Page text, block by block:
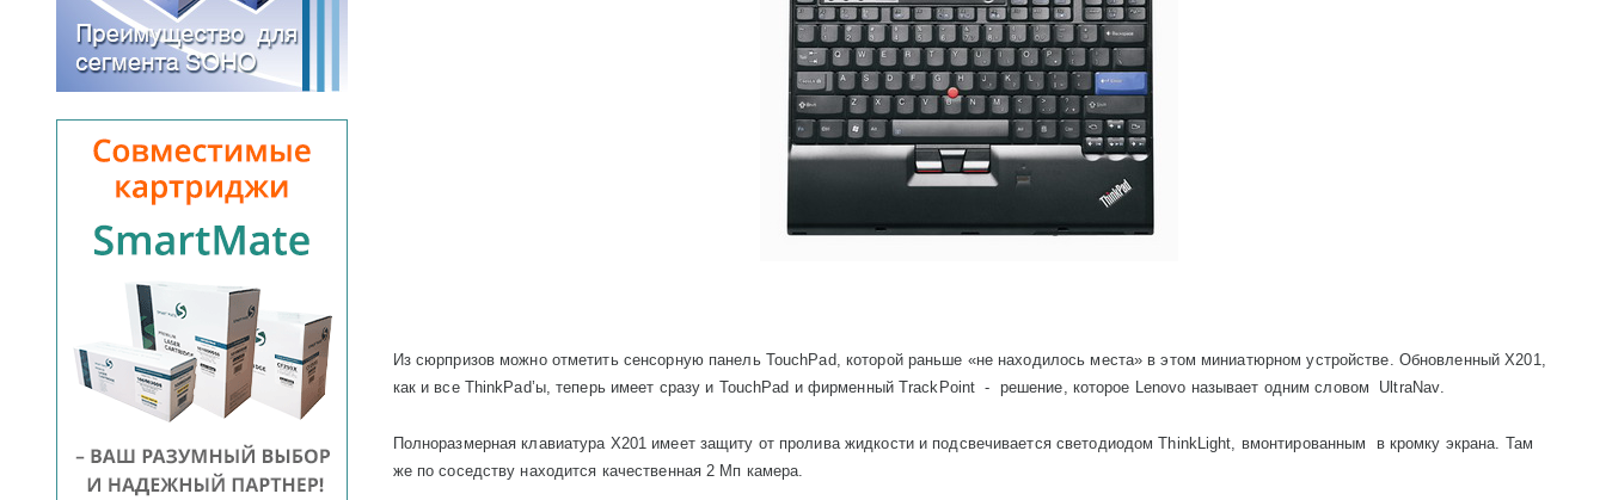
Из сюрпризов можно отметить сенсорную панель TouchPad, которой раньше «не находилось места» в этом миниатюрном устройстве. ОбновленныйX201,
как и все ThinkPad’ы, теперь имеет сразу и TouchPad и фирменный TrackPoint - решение, которое Lenovo называет одним словом UltraNav.
Полноразмерная клавиатура X201 имеет защиту от пролива жидкости и подсвечивается светодиодомThinkLight, вмонтированным
в кромку экрана. Там
же по соседству находится качественная 2 Мп камера.